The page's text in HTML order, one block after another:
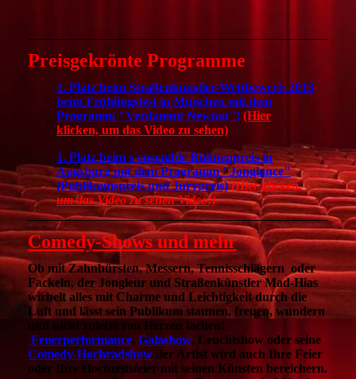
Preisgekrönte Programme
1. Platz beim Straßenkünstler-Wettbewerb 2013
beim Frühlingsfest in München mit dem
Programm "Verdammt Newton"! (Hier
klicken, um das Video zu sehen)
1. Platz beim s´ensemble Bühnenpreis in
Augsburg mit dem Programm "Jonglance"
(Publikumspreis und Jurypreis) (Hier klicken,
um das Video zu sehen Video!)
Comedy-Shows und mehr
Ob mit Zahnbürsten, Messern, Tennisschlägern oder
Fackeln, der Jongleur und Straßenkünstler Mad-Hias
wirbelt alles mit Charme und Leichtigkeit durch die
Luft und lässt sein Publikum staunen, freuen, wundern
und nicht zuletzt von Herzen lachen!
Feuerperformance, Galashow, Leuchtshow oder seine
Comedy-Hochradshow der Artist wird auch Ihre Feier
oder Ihre Hochzeitsfeier mit seinen Künsten bereichern.